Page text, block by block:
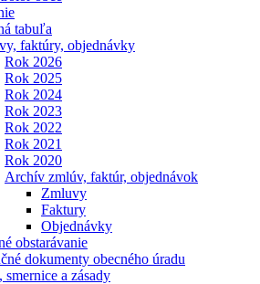
tabuľa
faktúry, objednávky
Rok 2026
Rok 2025
Rok 2024
Rok 2023
Rok 2022
Rok 2021
Rok 2020
Archív zmlúv, faktúr, objednávok
Zmluvy
Faktury
Objednávky
obstarávanie
dokumenty obecného úradu
a zásady